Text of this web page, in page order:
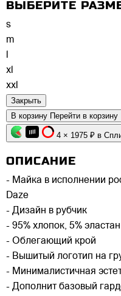
ВЫБЕРИТЕ
s
m
xl
xxl
Закрыть
В корзину Перейти в корзину
ОПИСАНИЕ
- Майка в исполнении
Daze
- Дизайн в рубчик
- 95% хлопок, 5% эластан
- Облегающий крой
- Вышитый логотип на
- Минималистичная
- Дополнит базовый